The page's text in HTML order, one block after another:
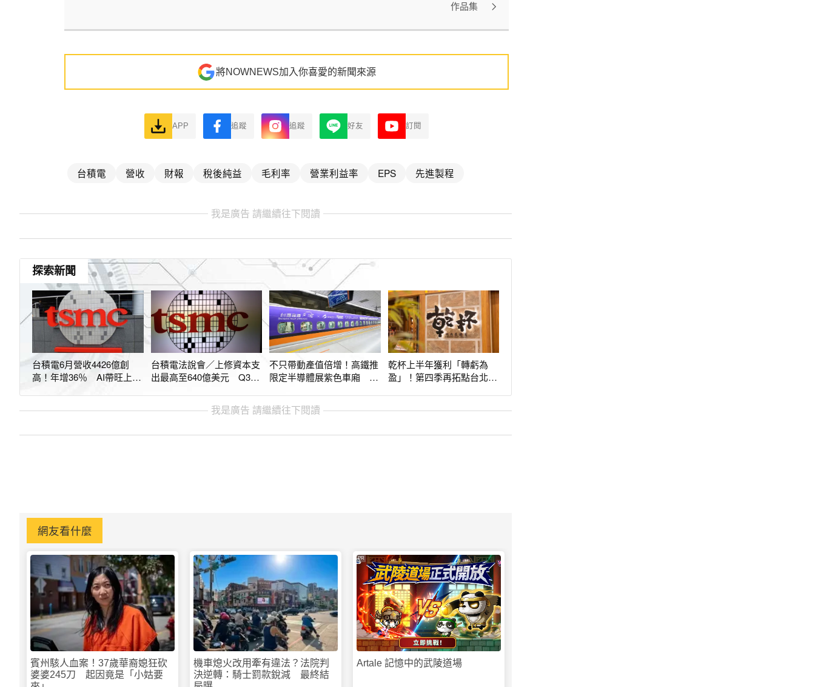
作品集
將NOWNEWS加入你喜愛的新聞來源
APP 追蹤 追蹤 好友 訂閱
台積電 營收 財報 稅後純益 毛利率 營業利益率 EPS 先進製程
我是廣告 請繼續往下閱讀
探索新聞
台積電6月營收4426億創
高！年增36％ AI帶旺上半
台積電法說會／上修資本支
出最高至640億美元 Q3營
不只帶動產值倍增！高鐵推
限定半導體展紫色車廂 新
乾杯上半年獲利「轉虧為
盈」！第四季再拓點台北南
我是廣告 請繼續往下閱讀
網友看什麼
賓州駭人血案！37歲華裔媳狂砍
婆婆245刀 起因竟是「小姑要
機車熄火改用牽有違法？法院判
決逆轉：騎士罰款銳減 最終結
Artale 記憶中的武陵道場
PR